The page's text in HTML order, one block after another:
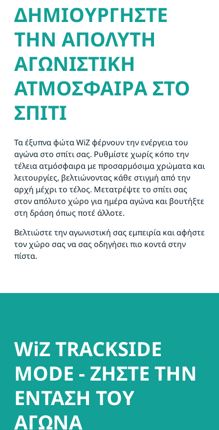
ΔΗΜΙΟΥΡΓΗΣΤΕ
ΤΗΝ ΑΠΟΛΥΤΗ
ΑΓΩΝΙΣΤΙΚΗ
ΑΤΜΟΣΦΑΙΡΑ ΣΤΟ
ΣΠΙΤΙ
Τα έξυπνα φώτα WiZ φέρνουν την ενέργεια του
αγώνα στο σπίτι σας. Ρυθμίστε χωρίς κόπο την
τέλεια ατμόσφαιρα με προσαρμόσιμα χρώματα και
λειτουργίες, βελτιώνοντας κάθε στιγμή από την
αρχή μέχρι το τέλος. Μετατρέψτε το σπίτι σας
στον απόλυτο χώρο για ημέρα αγώνα και βουτήξτε
στη δράση όπως ποτέ άλλοτε.
Βελτιώστε την αγωνιστική σας εμπειρία και αφήστε
τον χώρο σας να σας οδηγήσει πιο κοντά στην
πίστα.
WiZ TRACKSIDE
MODE - ΖΗΣΤΕ ΤΗΝ
ΕΝΤΑΣΗ ΤΟΥ
ΑΓΩΝΑ